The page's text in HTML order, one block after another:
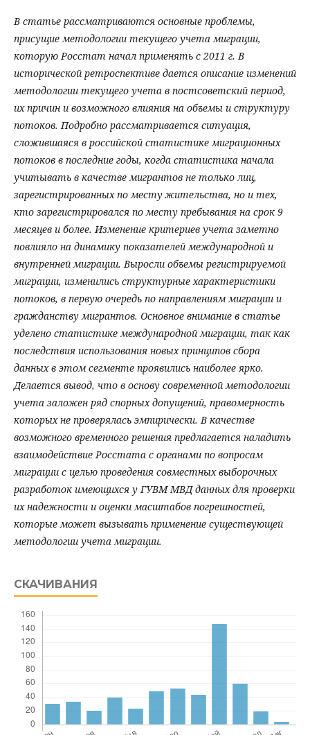
В статье рассматриваются основные проблемы,
присущие методологии текущего учета миграции,
которую Росстат начал применять с 2011 г. В
исторической ретроспективе дается описание изменений
методологии текущего учета в постсоветский период,
их причин и возможного влияния на объемы и структуру
потоков. Подробно рассматривается ситуация,
сложившаяся в российской статистике миграционных
потоков в последние годы, когда статистика начала
учитывать в качестве мигрантов не только лиц,
зарегистрированных по месту жительства, но и тех,
кто зарегистрировался по месту пребывания на срок 9
месяцев и более. Изменение критериев учета заметно
повлияло на динамику показателей международной и
внутренней миграции. Выросли объемы регистрируемой
миграции, изменились структурные характеристики
потоков, в первую очередь по направлениям миграции и
гражданству мигрантов. Основное внимание в статье
уделено статистике международной миграции, так как
последствия использования новых принципов сбора
данных в этом сегменте проявились наиболее ярко.
Делается вывод, что в основу современной методологии
учета заложен ряд спорных допущений, правомерность
которых не проверялась эмпирически. В качестве
возможного временного решения предлагается наладить
взаимодействие Росстата с органами по вопросам
миграции с целью проведения совместных выборочных
разработок имеющихся у ГУВМ МВД данных для проверки
их надежности и оценки масштабов погрешностей,
которые может вызывать применение существующей
методологии учета миграции.
СКАЧИВАНИЯ